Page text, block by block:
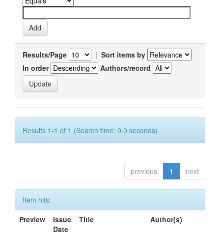
Results/Page | Sort items by
In order
Authors/record
Results 1-1 of 1 (Search time: 0.0 seconds).
previous 1 next
Item hits:
Preview
Issue
Date
Title Author(s)